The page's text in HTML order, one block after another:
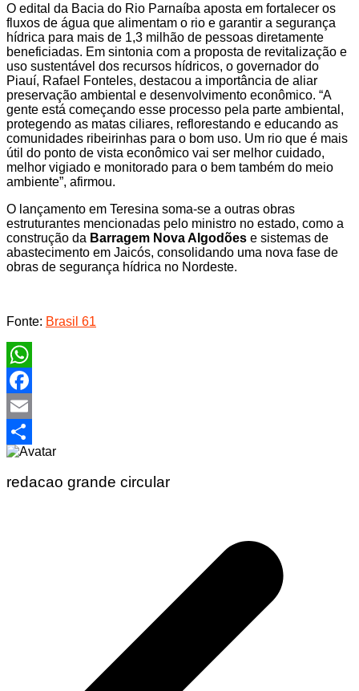
O edital da Bacia do Rio Parnaíba aposta em fortalecer os
fluxos de água que alimentam o rio e garantir a segurança
hídrica para mais de 1,3 milhão de pessoas diretamente
beneficiadas. Em sintonia com a proposta de revitalização e
uso sustentável dos recursos hídricos, o governador do
Piauí, Rafael Fonteles, destacou a importância de aliar
preservação ambiental e desenvolvimento econômico. “A
gente está começando esse processo pela parte ambiental,
protegendo as matas ciliares, reflorestando e educando as
comunidades ribeirinhas para o bom uso. Um rio que é mais
útil do ponto de vista econômico vai ser melhor cuidado,
melhor vigiado e monitorado para o bem também do meio
ambiente”, afirmou.
O lançamento em Teresina soma-se a outras obras
estruturantes mencionadas pelo ministro no estado, como a
construção da Barragem Nova Algodões e sistemas de
abastecimento em Jaicós, consolidando uma nova fase de
obras de segurança hídrica no Nordeste.
Fonte: Brasil 61
WhatsApp
Facebook
Email
Share
redacao grande circular